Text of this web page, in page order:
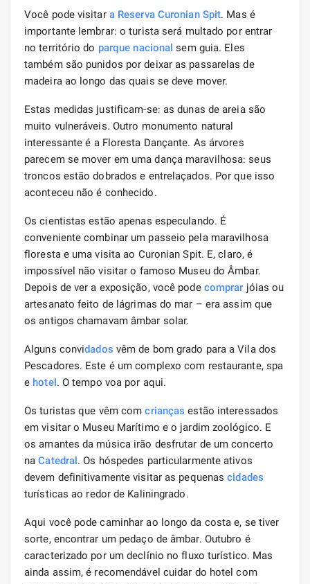
Você pode visitar a Reserva Curonian Spit. Mas é
importante lembrar: o turista será multado por entrar
no território do parque nacional sem guia. Eles
também são punidos por deixar as passarelas de
madeira ao longo das quais se deve mover.
Estas medidas justificam-se: as dunas de areia são
muito vulneráveis. Outro monumento natural
interessante é a Floresta Dançante. As árvores
parecem se mover em uma dança maravilhosa: seus
troncos estão dobrados e entrelaçados. Por que isso
aconteceu não é conhecido.
Os cientistas estão apenas especulando. É
conveniente combinar um passeio pela maravilhosa
floresta e uma visita ao Curonian Spit. E, claro, é
impossível não visitar o famoso Museu do Âmbar.
Depois de ver a exposição, você pode comprar jóias ou
artesanato feito de lágrimas do mar – era assim que
os antigos chamavam âmbar solar.
Alguns convidados vêm de bom grado para a Vila dos
Pescadores. Este é um complexo com restaurante, spa
e hotel. O tempo voa por aqui.
Os turistas que vêm comcrianças estão interessados ​​
em visitar o Museu Marítimo e o jardim zoológico. E
os amantes da música irão desfrutar de um concerto
naCatedral. Os hóspedes particularmente ativos
devem definitivamente visitar as pequenascidades
turísticas ao redor de Kaliningrado.
Aqui você pode caminhar ao longo da costa e, se tiver
sorte, encontrar um pedaço de âmbar. Outubro é
caracterizado por um declínio no fluxo turístico. Mas
ainda assim, é recomendável cuidar do hotel com